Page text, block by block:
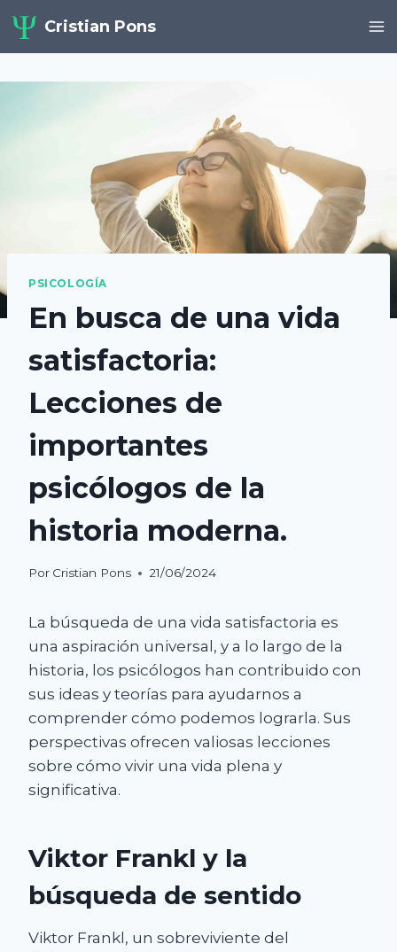
contenido
Cristian Pons
PSICOLOGÍA
En busca de una vida
satisfactoria:
Lecciones de
importantes
psicólogos de la
historia moderna.
Por Cristian Pons 21/06/2024
La búsqueda de una vida satisfactoria es
una aspiración universal, y a lo largo de la
historia, los psicólogos han contribuido con
sus ideas y teorías para ayudarnos a
comprender cómo podemos lograrla. Sus
perspectivas ofrecen valiosas lecciones
sobre cómo vivir una vida plena y
significativa.
Viktor Frankl y la
búsqueda de sentido
Viktor Frankl, un sobreviviente del